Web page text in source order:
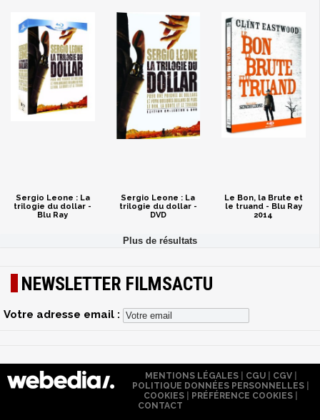
Sergio Leone : La
trilogie du dollar -
Blu Ray
Sergio Leone : La
trilogie du dollar -
DVD
Le Bon, la Brute et
le truand - Blu Ray
2014
NEWSLETTER FILMSACTU
Votre adresse email :
MENTIONS LÉGALES| CGU| CGV|
POLITIQUE DONNÉES PERSONNELLES
COOKIES
PRÉFÉRENCE COOKIES
CONTACT